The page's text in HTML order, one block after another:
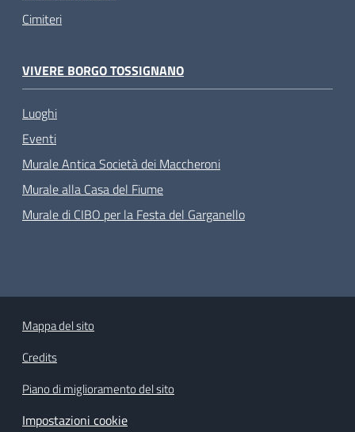
Cimiteri
VIVERE BORGO TOSSIGNANO
Luoghi
Eventi
Murale Antica Società dei Maccheroni
Murale alla Casa del Fiume
Murale di CIBO per la Festa del Garganello
Mappa del sito
Credits
Piano di miglioramento del sito
Impostazioni cookie